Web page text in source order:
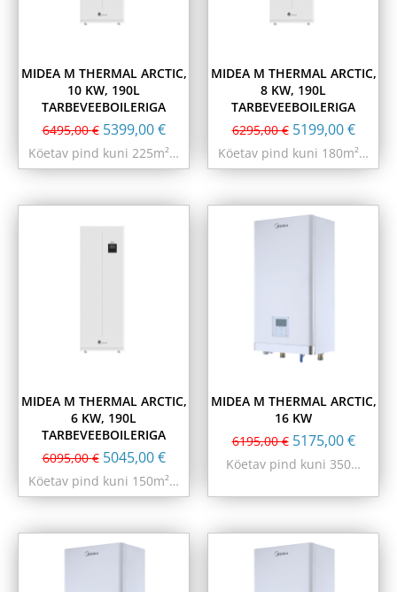
MIDEA M THERMAL ARCTIC,
10 KW, 190L
TARBEVEEBOILERIGA
6495,00€ 5399,00€
Köetav pind kuni 225m²…
MIDEA M THERMAL ARCTIC,
8 KW, 190L
TARBEVEEBOILERIGA
6295,00€ 5199,00€
Köetav pind kuni 180m²…
MIDEA M THERMAL ARCTIC,
6 KW, 190L
TARBEVEEBOILERIGA
6095,00€ 5045,00€
Köetav pind kuni 150m²…
MIDEA M THERMAL ARCTIC,
16 KW
6195,00€ 5175,00€
Köetav pind kuni 350…